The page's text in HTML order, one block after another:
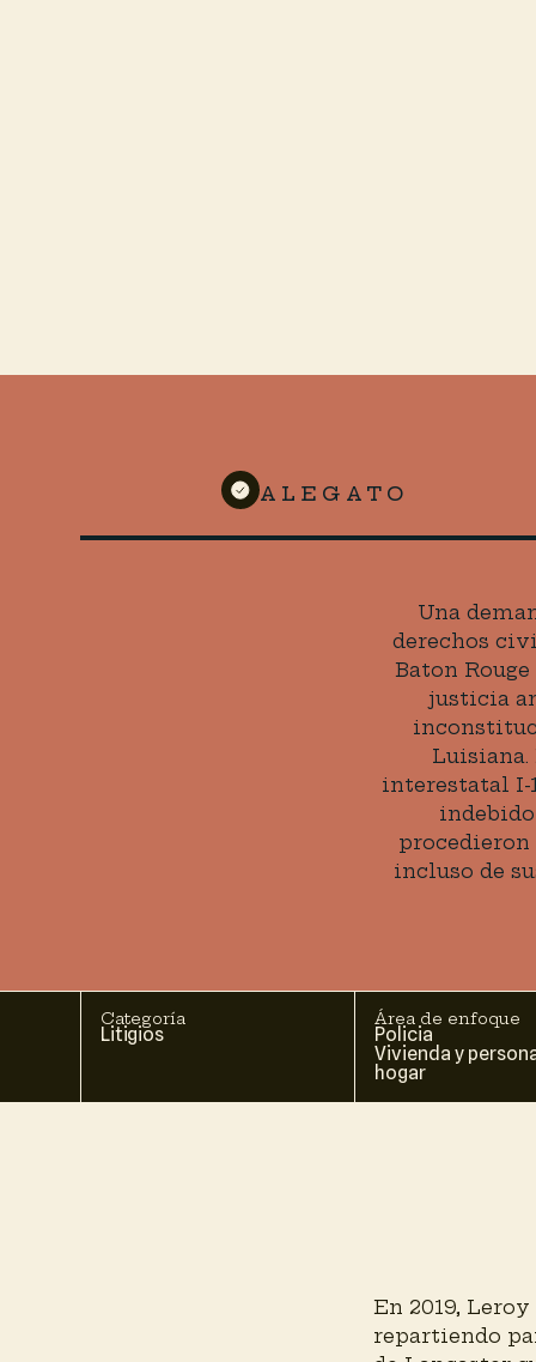
ALEGATO
Una
derechos
Baton
justicia
Luisiana.
interestatal I-
procedieron
incluso de
Categoría
Litigios
Área de enfoque
Policia
Vivienda y
hogar
En 2019,
repartiendo